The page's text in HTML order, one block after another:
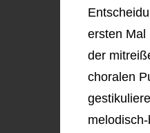
ersten Mal
der
choralen